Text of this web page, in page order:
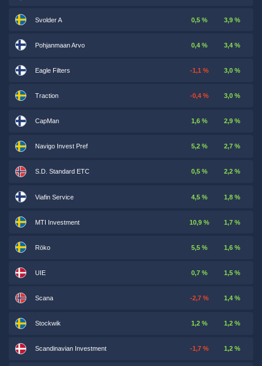
Svolder A 0,5 % 3,9 %
Pohjanmaan Arvo 0,4 % 3,4 %
Eagle Filters -1,1 % 3,0 %
Traction -0,4 % 3,0 %
CapMan 1,6 % 2,9 %
Navigo Invest Pref 5,2 % 2,7 %
S.D. Standard ETC 0,5 % 2,2 %
Viafin Service 4,5 % 1,8 %
MTI Investment 10,9 % 1,7 %
Röko 5,5 % 1,6 %
UIE 0,7 % 1,5 %
Scana -2,7 % 1,4 %
Stockwik 1,2 % 1,2 %
Scandinavian Investment -1,7 % 1,2 %